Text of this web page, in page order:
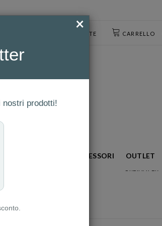
CARRELLO
ACCESSO UTENTE
ACCESSORI OUTLET
ORDINA PER
×
prodotti!